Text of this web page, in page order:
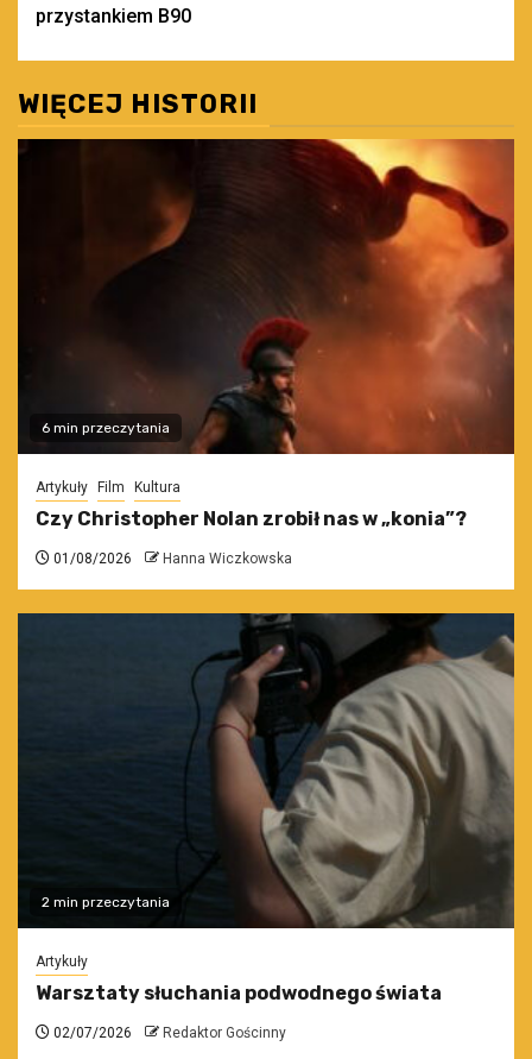
przystankiem B90
WIĘCEJ HISTORII
6 min przeczytania
Artykuły Film Kultura
Czy Christopher Nolan zrobił nas w „konia”?
01/08/2026 Hanna Wiczkowska
2 min przeczytania
Artykuły
Warsztaty słuchania podwodnego świata
02/07/2026 Redaktor Gościnny